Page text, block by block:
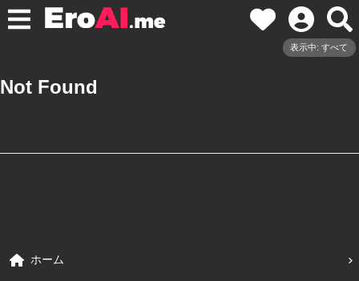
表示中: すべて
Not Found
ホーム